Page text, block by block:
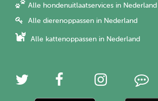
Alle hondenuitlaatservices in Nederland
Alle dierenoppassen in Nederland
Alle kattenoppassen in Nederland